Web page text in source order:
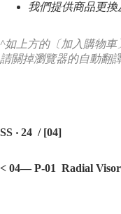
我們提供商品更
^如上方的〔加入購物車
請關掉瀏覽器的自動翻
SS ‧ 24 / [04]
< 04— P-01 Radial